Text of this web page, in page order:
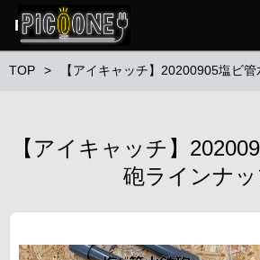
PG SQUARE
TOP 【アイキャッチ】20200905塩ビ
【アイキャッチ】
砲ラインナ